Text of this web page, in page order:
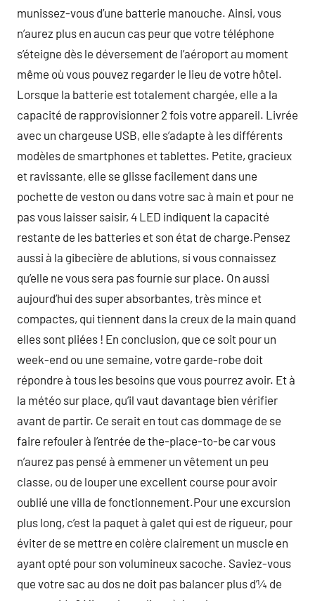
munissez-vous d’une batterie manouche. Ainsi, vous
n’aurez plus en aucun cas peur que votre téléphone
s’éteigne dès le déversement de l’aéroport au moment
même où vous pouvez regarder le lieu de votre hôtel.
Lorsque la batterie est totalement chargée, elle a la
capacité de rapprovisionner 2 fois votre appareil. Livrée
avec un chargeuse USB, elle s’adapte à les différents
modèles de smartphones et tablettes. Petite, gracieux
et ravissante, elle se glisse facilement dans une
pochette de veston ou dans votre sac à main et pour ne
pas vous laisser saisir, 4 LED indiquent la capacité
restante de les batteries et son état de charge.Pensez
aussi à la gibecière de ablutions, si vous connaissez
qu’elle ne vous sera pas fournie sur place. On aussi
aujourd’hui des super absorbantes, très mince et
compactes, qui tiennent dans la creux de la main quand
elles sont pliées ! En conclusion, que ce soit pour un
week-end ou une semaine, votre garde-robe doit
répondre à tous les besoins que vous pourrez avoir. Et à
la météo sur place, qu’il vaut davantage bien vérifier
avant de partir. Ce serait en tout cas dommage de se
faire refouler à l’entrée de the-place-to-be car vous
n’aurez pas pensé à emmener un vêtement un peu
classe, ou de louper une excellent course pour avoir
oublié une villa de fonctionnement.Pour une excursion
plus long, c’est la paquet à galet qui est de rigueur, pour
éviter de se mettre en colère clairement un muscle en
ayant opté pour son volumineux sacoche. Saviez-vous
que votre sac au dos ne doit pas balancer plus d’¼ de